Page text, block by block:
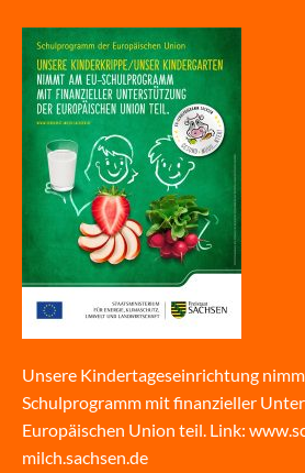
Unsere Kindertageseinrichtung
Schulprogramm mit finanzieller
Europäischen Union teil. Link:
milch.sachsen.de